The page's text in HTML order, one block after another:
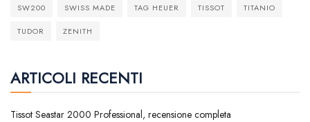
SW200 SWISS MADE TAG HEUER TISSOT TITANIO
TUDOR ZENITH
ARTICOLI RECENTI
Tissot Seastar 2000 Professional, recensione completa